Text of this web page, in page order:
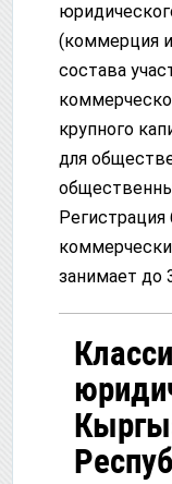
(коммерция
состава
крупного
для
занимает до